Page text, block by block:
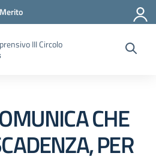
III Circolo
CHE
PER